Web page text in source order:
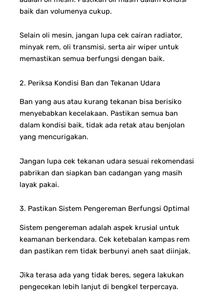
baik dan volumenya cukup.
Selain oli mesin, jangan lupa cek cairan radiator,
minyak rem, oli transmisi, serta air wiper untuk
memastikan semua berfungsi dengan baik.
2. Periksa Kondisi Ban dan Tekanan Udara
Ban yang aus atau kurang tekanan bisa berisiko
menyebabkan kecelakaan. Pastikan semua ban
dalam kondisi baik, tidak ada retak atau benjolan
yang mencurigakan.
Jangan lupa cek tekanan udara sesuai rekomendasi
pabrikan dan siapkan ban cadangan yang masih
layak pakai.
3. Pastikan Sistem Pengereman Berfungsi Optimal
Sistem pengereman adalah aspek krusial untuk
keamanan berkendara. Cek ketebalan kampas rem
dan pastikan rem tidak berbunyi aneh saat diinjak.
Jika terasa ada yang tidak beres, segera lakukan
pengecekan lebih lanjut di bengkel terpercaya.